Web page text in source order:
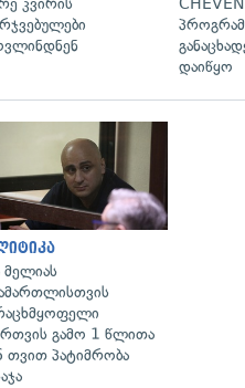
კვირის
დაიწყო
მელიას
გამო 1 წლითა
თვით პატიმრობა